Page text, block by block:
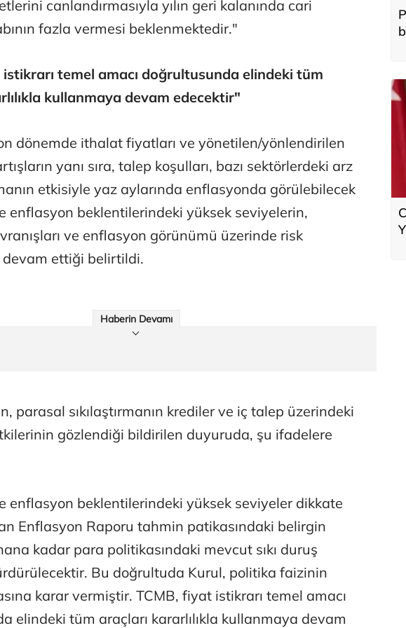
canlandırmasıyla yılın geri kalanında cari
fazla vermesi beklenmektedir."
temel amacı doğrultusunda elindeki tüm
kullanmaya devam edecektir"
dönemde ithalat fiyatları ve yönetilen/yönlendirilen
yanı sıra, talep koşulları, bazı sektörlerdeki arz
etkisiyle yaz aylarında enflasyonda görülebilecek
enflasyon beklentilerindeki yüksek seviyelerin,
ve enflasyon görünümü üzerinde risk
ettiği belirtildi.
Haberin Devamı
parasal sıkılaştırmanın krediler ve iç talep üzerindeki
gözlendiği bildirilen duyuruda, şu ifadelere
enflasyon beklentilerindeki yüksek seviyeler dikkate
Enflasyon Raporu tahmin patikasındaki belirgin
kadar para politikasındaki mevcut sıkı duruş
Bu doğrultuda Kurul, politika faizinin
karar vermiştir. TCMB, fiyat istikrarı temel amacı
elindeki tüm araçları kararlılıkla kullanmaya devam